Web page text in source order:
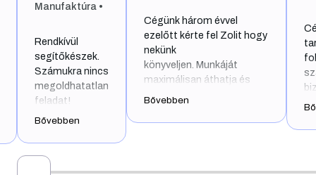
ezelőtt kérte fel Zolit hogy
nekünk
könyveljen. Munkáját
maximálisan áthatja és
meghatározza a
rugalmasság és jókedv.
számlákat és egyéb
Bővebben
Cégvezetőként
tartom, hogy a
folyamatosan változó
számviteli környezetben,
biztonságban tudjam 20
éves múltra visszatekintő
hárul minden
…